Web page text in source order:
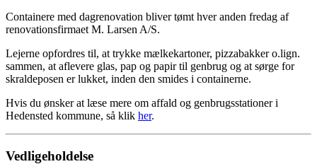
Containere med dagrenovation bliver tømt hver anden fredag af
renovationsfirmaet M. Larsen A/S.
Lejerne opfordres til, at trykke mælkekartoner, pizzabakker o.lign.
sammen, at aflevere glas, pap og papir til genbrug og at sørge for
skraldeposen er lukket, inden den smides i containerne.
Hvis du ønsker at læse mere om affald og genbrugsstationer i
Hedensted kommune, så klik her.
Vedligeholdelse